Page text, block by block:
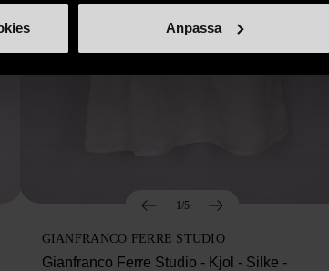
Anpassa
1/5
GIANFRANCO FERRE STUDIO
Gianfranco Ferre Studio - Kjol - Silke -